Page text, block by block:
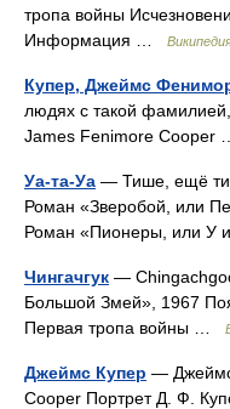
тропа войны
Информация …
Купер, Джеймс
людях с такой
James Fenimore Cooper
Уа-та-Уа — Тише, ещё
Роман «Зверобой, или
Роман «Пионеры, или У
Чингачгук —
Большой Змей», 1967
Первая тропа войны …
Джеймс Купер —
Cooper Портрет Д. Ф.